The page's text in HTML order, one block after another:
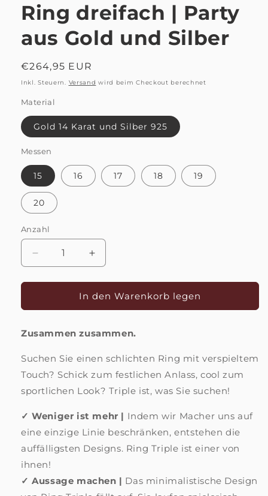
Ring dreifach | Party
aus Gold und Silber
Normaler
Preis
€264,95 EUR
Inkl. Steuern. Versand wird beim Checkout berechnet
Material
Gold 14 Karat und Silber 925
Messen
15 16 17 18 19
20
Anzahl
Anzahl
Verringere
die
Menge
Ring
|
aus
Gold
Silber
Erhöhe
die
Menge
für
Ring
|
aus
Gold
Silber
In den Warenkorb legen
Zusammen zusammen.
Suchen Sie einen schlichten Ring mit verspieltem
Touch? Schick zum festlichen Anlass, cool zum
sportlichen Look? Triple ist, was Sie suchen!
✓ Weniger ist mehr | Indem wir Macher uns auf
eine einzige Linie beschränken, entstehen die
auffälligsten Designs. Ring Triple ist einer von
ihnen!
✓ Aussage machen | Das minimalistische Design